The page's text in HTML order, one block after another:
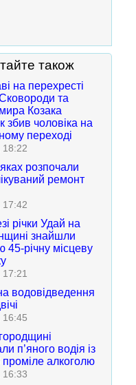
також
на перехресті
та
Козака
збив чоловіка на
переході
18:22
розпочали
ремонт
17:42
річки Удай на
знайшли
45-річну місцеву
17:21
водовідведення
16:45
п’яного водія із
алкоголю
16:33